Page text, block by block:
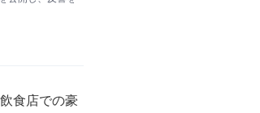
食店での豪